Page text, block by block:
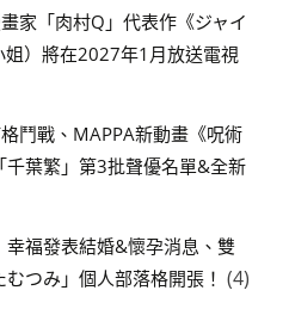
家「肉村Q」代表作《ジャイ
姐）將在2027年1月放送電視
鬥戰、MAPPA新動畫《呪術
葉繁」第3批聲優名單&全新
福發表結婚&懷孕消息、雙
つみ」個人部落格開張！ (4)